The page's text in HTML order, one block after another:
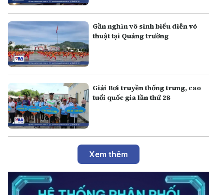
Gần nghìn võ sinh biểu diễn võ
thuật tại Quảng trường
Giải Bơi truyền thống trung, cao
tuổi quốc gia lần thứ 28
Xem thêm